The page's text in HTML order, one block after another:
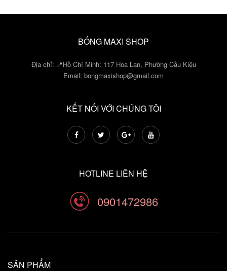
BỐNG MAXI SHOP
Địa chỉ: 📍Hồ Chí Minh: 117 Hoa Lan, Phường Cầu Kiệu
Email: bongmaxishop@gmail.com
KẾT NỐI VỚI CHÚNG TÔI
HOTLINE LIÊN HỆ
0901472986
SẢN PHẨM